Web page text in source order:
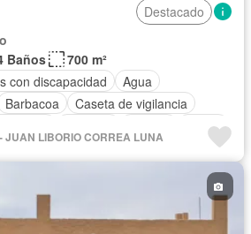
Destacado
Baños
700 m²
con discapacidad
Agua
Barbacoa
Caseta de vigilancia
Jardín
Terraza
Vista panorámica
LIBORIO CORREA LUNA